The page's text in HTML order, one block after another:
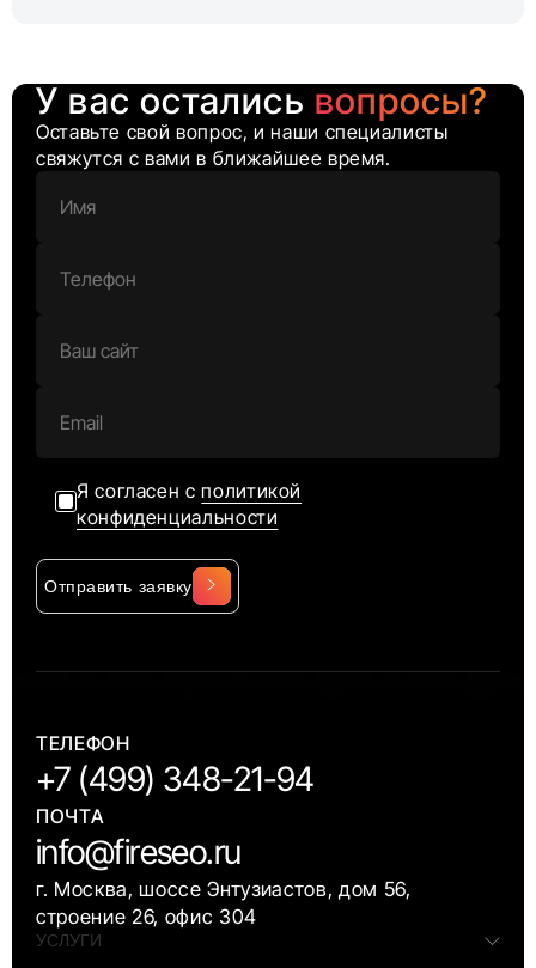
У вас остались вопросы?
Оставьте свой вопрос, и наши специалисты
свяжутся с вами в ближайшее время.
Я согласен сполитикой
конфиденциальности
Отправить заявку
ТЕЛЕФОН
+7 (499) 348-21-94
ПОЧТА
info@fireseo.ru
г. Москва, шоссе Энтузиастов, дом 56,
строение 26, офис 304
УСЛУГИ